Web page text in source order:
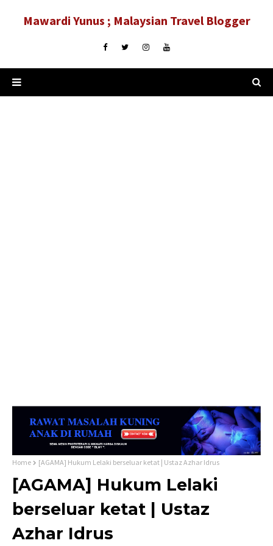
Mawardi Yunus ; Malaysian Travel Blogger
Home [AGAMA] Hukum Lelaki berseluar ketat | Ustaz Azhar Idrus
[AGAMA] Hukum Lelaki
berseluar ketat | Ustaz
Azhar Idrus